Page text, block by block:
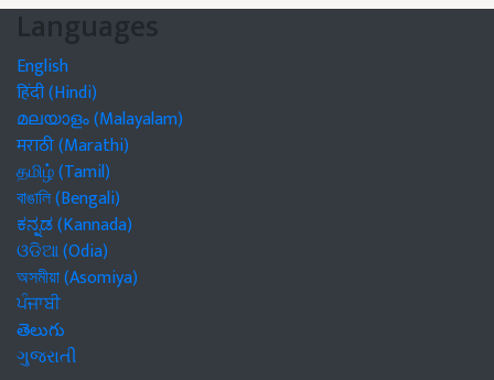
Languages
English
हिंदी (Hindi)
മലയാളം (Malayalam)
मराठी (Marathi)
தமிழ் (Tamil)
বাঙালি (Bengali)
ಕನ್ನಡ (Kannada)
ଓଡିଆ (Odia)
অসমীয়া (Asomiya)
ਪੰਜਾਬੀ
తెలుగు
ગુજરાતી